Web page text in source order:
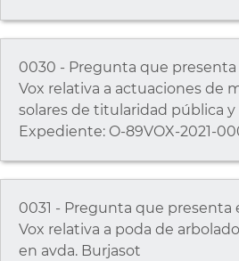
0030 - Pregunta que
Vox relativa a actuaciones de
solares de titularidad pública y
Expediente: O-89VOX-2021-
0031 - Pregunta que presenta
Vox relativa a poda de
en avda. Burjasot